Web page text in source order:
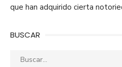
que han adquirido cierta
BUSCAR
Buscar: